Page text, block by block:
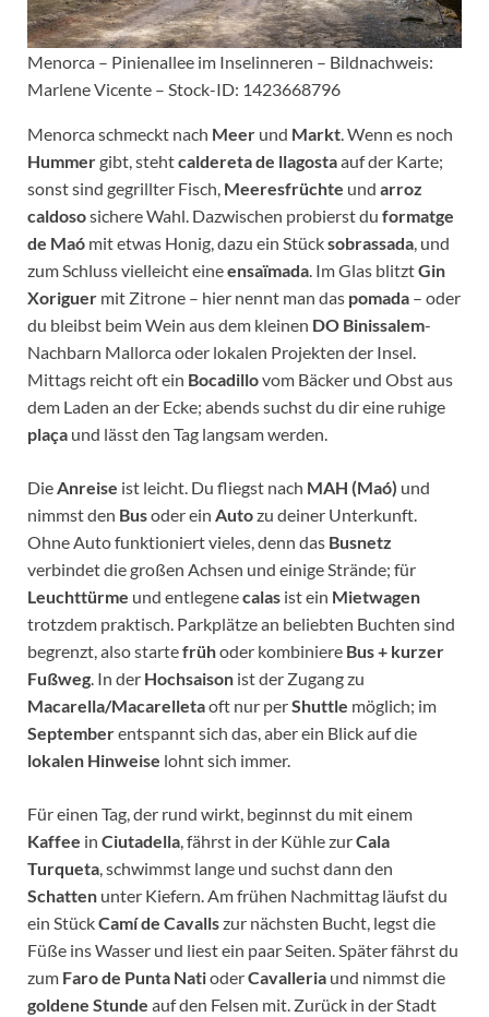
Menorca – Pinienallee im Inselinneren – Bildnachweis:
Marlene Vicente – Stock-ID: 1423668796
Menorca schmeckt nach Meer und Markt. Wenn es noch
Hummergibt, stehtcaldereta de llagostaauf der Karte;
sonst sind gegrillter Fisch, Meeresfrüchte und arroz
caldososichere Wahl. Dazwischen probierst du formatge
de Maó mit etwas Honig, dazu ein Stücksobrassada, und
zum Schluss vielleicht eineensaïmada. Im Glas blitztGin
Xoriguer mit Zitrone – hier nennt man das pomada – oder
du bleibst beim Wein aus dem kleinen DO Binissalem-
Nachbarn Mallorca oder lokalen Projekten der Insel.
Mittags reicht oft ein Bocadillovom Bäcker und Obst aus
dem Laden an der Ecke; abends suchst du dir eine ruhige
plaça und lässt den Tag langsam werden.
DieAnreise ist leicht. Du fliegst nach MAH (Maó) und
nimmst den Busoder ein Autozu deiner Unterkunft.
Ohne Auto funktioniert vieles, denn das Busnetz
verbindet die großen Achsen und einige Strände; für
Leuchttürme und entlegenecalas ist ein Mietwagen
trotzdem praktisch. Parkplätze an beliebten Buchten sind
begrenzt, also startefrühoder kombiniere Bus + kurzer
Fußweg. In der Hochsaison ist der Zugang zu
Macarella/Macarelletaoft nur perShuttle möglich; im
Septemberentspannt sich das, aber ein Blick auf die
lokalen Hinweise lohnt sich immer.
Für einen Tag, der rund wirkt, beginnst du mit einem
Kaffee in Ciutadella, fährst in der Kühle zurCala
Turqueta, schwimmst lange und suchst dann den
Schatten unter Kiefern. Am frühen Nachmittag läufst du
ein StückCamí de Cavallszur nächsten Bucht, legst die
Füße ins Wasser und liest ein paar Seiten. Später fährst du
zum Faro de Punta NatioderCavalleria und nimmst die
goldene Stunde auf den Felsen mit. Zurück in der Stadt